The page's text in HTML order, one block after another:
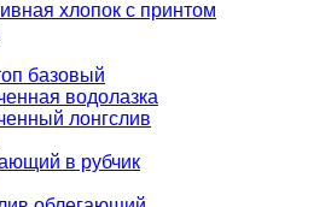
хлопок с принтом
базовый
водолазка
лонгслив
в рубчик